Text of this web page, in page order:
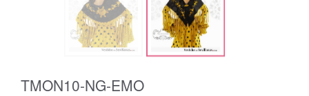
TMON10-NG-EMO